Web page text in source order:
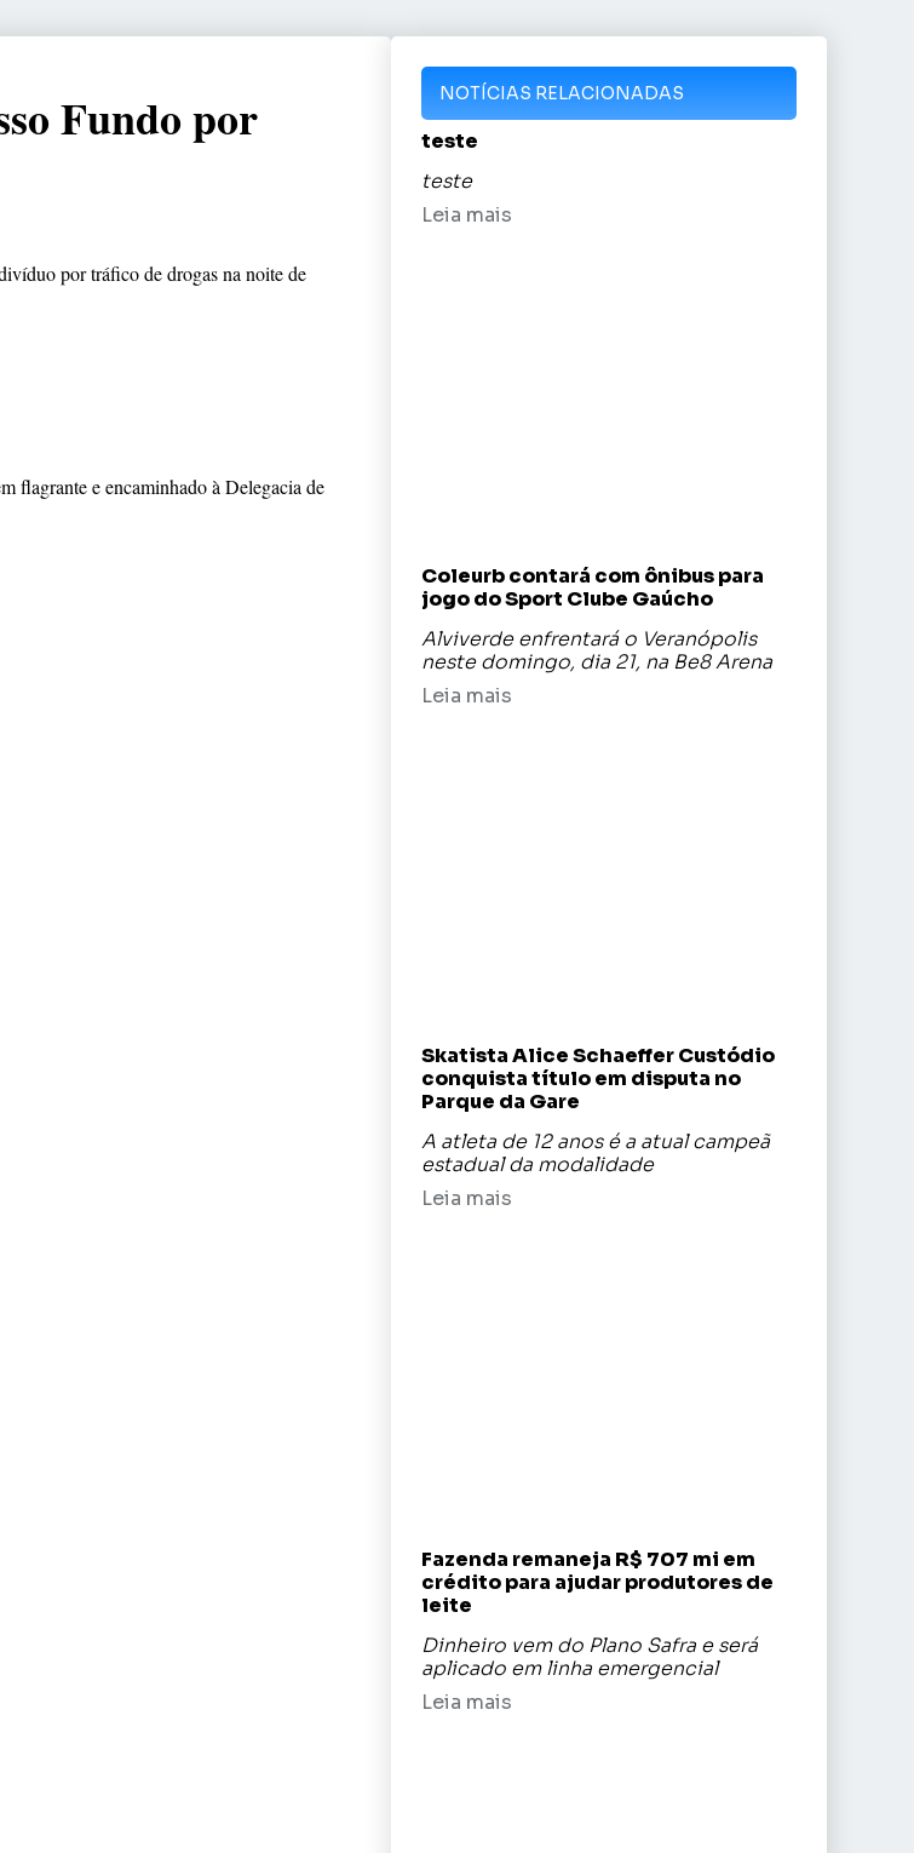
Fundo por
por tráfico de drogas na noite de
flagrante e encaminhado à Delegacia de
NOTÍCIAS RELACIONADAS
teste
teste
Leia mais
Coleurb contará com ônibus para
jogo do Sport Clube Gaúcho
Alviverde enfrentará o Veranópolis
neste domingo, dia 21, na Be8 Arena
Leia mais
Skatista Alice Schaeffer Custódio
conquista título em disputa no
Parque da Gare
A atleta de 12 anos é a atual campeã
estadual da modalidade
Leia mais
Fazenda remaneja R$ 707 mi em
crédito para ajudar produtores de
leite
Dinheiro vem do Plano Safra e será
aplicado em linha emergencial
Leia mais